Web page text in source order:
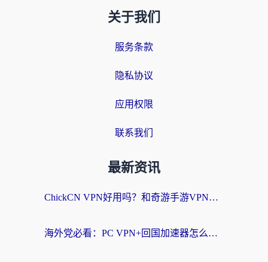
关于我们
服务条款
隐私协议
应用权限
联系我们
最新资讯
ChickCN VPN好用吗？和奇游手游VPN对比哪个回国效果更好？海外党亲测实用指南
海外党必看：PC VPN+回国加速器怎么选？无缝访问国内资源全攻略